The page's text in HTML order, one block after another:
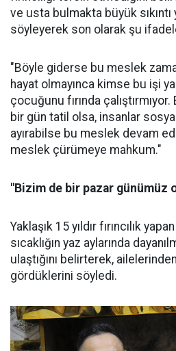
ve usta bulmakta büyük sıkıntı
söyleyerek son olarak şu
"Böyle giderse bu meslek
hayat olmayınca kimse bu işi
çocuğunu fırında
bir gün tatil olsa, insanlar
ayırabilse bu meslek devam
meslek çürümeye mahkum."
"Bizim de bir pazar günümüz
Yaklaşık 15 yıldır fırıncılık
sıcaklığın yaz aylarında
ulaştığını belirterek,
gördüklerini söyledi.